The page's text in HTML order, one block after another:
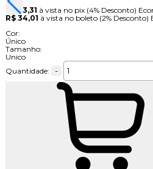
R$ 33,31 à vista no pix (4% Desconto)
R$ 34,01 à vista no boleto (2% Desconto)
Cor:
Único
Tamanho:
Unico
Quantidade:
-